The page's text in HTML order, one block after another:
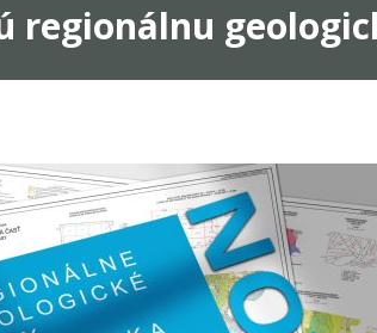
regionálnu